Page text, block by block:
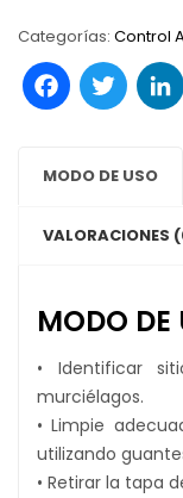
Categorías: Control
MODO DE USO
VALORACIONES
MODO DE
• Identificar
murciélagos.
• Limpie
utilizando
• Retirar la tapa